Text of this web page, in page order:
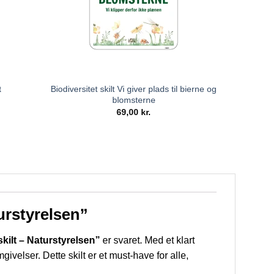
Biodiversitet skilt Vi giver plads til bierne og
blomsterne
69,00 kr.
– Naturstyrelsen” er svaret. Med et klart
Dette skilt er et must-have for alle,